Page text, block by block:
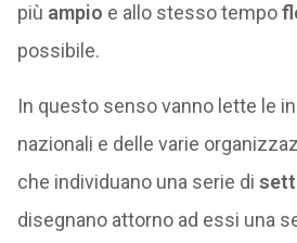
più ampio e allo stesso tempo
possibile.
In questo senso vanno lette le
nazionali e delle varie
che individuano una serie di
disegnano attorno ad essi una